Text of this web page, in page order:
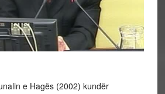
e Hagës (2002) kundër